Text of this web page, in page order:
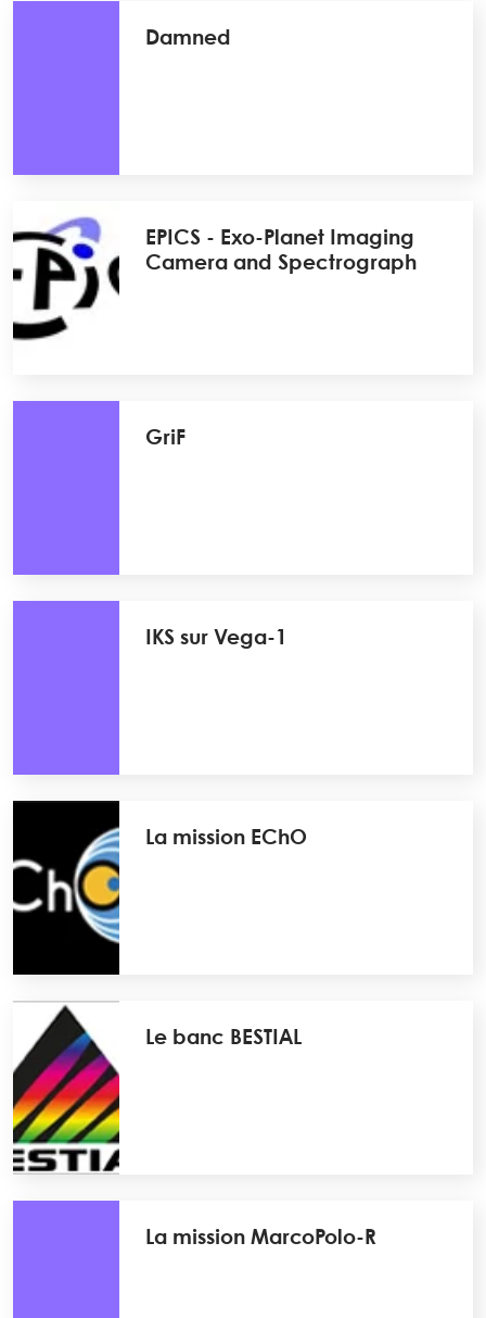
Damned
EPICS - Exo-Planet Imaging
Camera and Spectrograph
GriF
IKS sur Vega-1
La mission EChO
Le banc BESTIAL
La mission MarcoPolo-R